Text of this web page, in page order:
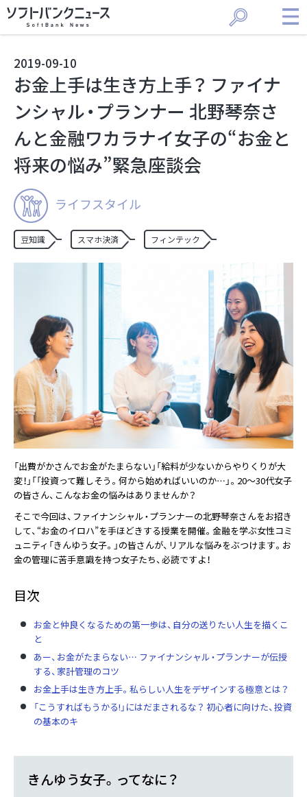
2019-09-10
お金上手は生き方上手？ ファイナ
ンシャル・プランナー 北野琴奈さ
んと金融ワカラナイ女子の“お金と
将来の悩み”緊急座談会
ライフスタイル
豆知識 スマホ決済 フィンテック
「出費がかさんでお金がたまらない」「給料が少ないからやりくりが大
変！」「「投資って難しそう。何から始めればいいのか…」。20〜30代女子
の皆さん、こんなお金の悩みはありませんか？
そこで今回は、ファイナンシャル・プランナーの北野琴奈さんをお招き
して、“お金のイロハ”を手ほどきする授業を開催。金融を学ぶ女性コミ
ュニティ「きんゆう女子。」の皆さんが、リアルな悩みをぶつけます。お
金の管理に苦手意識を持つ女子たち、必読ですよ！
目次
お金と仲良くなるための第一歩は、自分の送りたい人生を描くこ
と
あー、お金がたまらない… ファイナンシャル・プランナーが伝授
する、家計管理のコツ
お金上手は生き方上手。私らしい人生をデザインする極意とは？
「こうすればもうかる!」にはだまされるな？ 初心者に向けた、投資
の基本のキ
きんゆう女子。ってなに？